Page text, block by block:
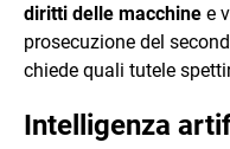
diritti delle macchine e
prosecuzione del
chiede quali tutele
Intelligenza